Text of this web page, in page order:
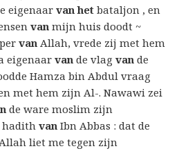
eigenaarvan het bataljon , en
van mijn huis doodt ~
van Allah, vrede zij met hem
eigenaarvan de vlagvan de
Hamza bin Abdul vraag
met hem zijn Al-. Nawawi zei
de ware moslim zijn
hadithvan Ibn Abbas : dat de
liet me tegen zijn